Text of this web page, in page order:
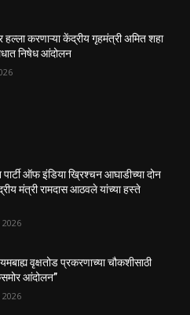
हल्ला करणाऱ्या केंद्रीय गृहमंत्री अमित शहा
निषेध आंदोलन
पार्टी ऑफ इंडिया ख्रिश्चन आघाडीच्या दोन
मंत्री रामदास आठवले यांच्या हस्ते
वृक्षतोड प्रकरणाच्या चौकशीसाठी
आंदोलन”